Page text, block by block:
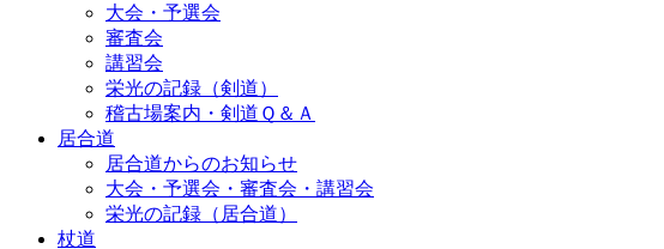
大会・予選会
審査会
講習会
栄光の記録（剣道）
稽古場案内・剣道Ｑ＆Ａ
居合道
居合道からのお知らせ
大会・予選会・審査会・講習会
栄光の記録（居合道）
杖道